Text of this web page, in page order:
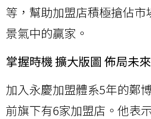
等，幫助加盟店積極搶佔市
景氣中的贏家。
掌握時機 擴大版圖 佈局未來
加入永慶加盟體系5年的鄭
前旗下有6家加盟店。他表